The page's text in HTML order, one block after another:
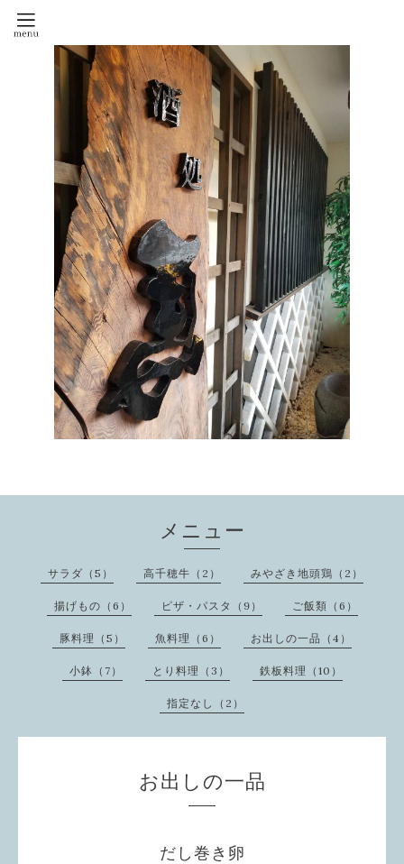
メニュー
サラダ（5） 高千穂牛（2） みやざき地頭鶏（2）
揚げもの（6） ピザ・パスタ（9） ご飯類（6）
豚料理（5） 魚料理（6） お出しの一品（4）
小鉢（7） とり料理（3） 鉄板料理（10）
指定なし（2）
お出しの一品
だし巻き卵